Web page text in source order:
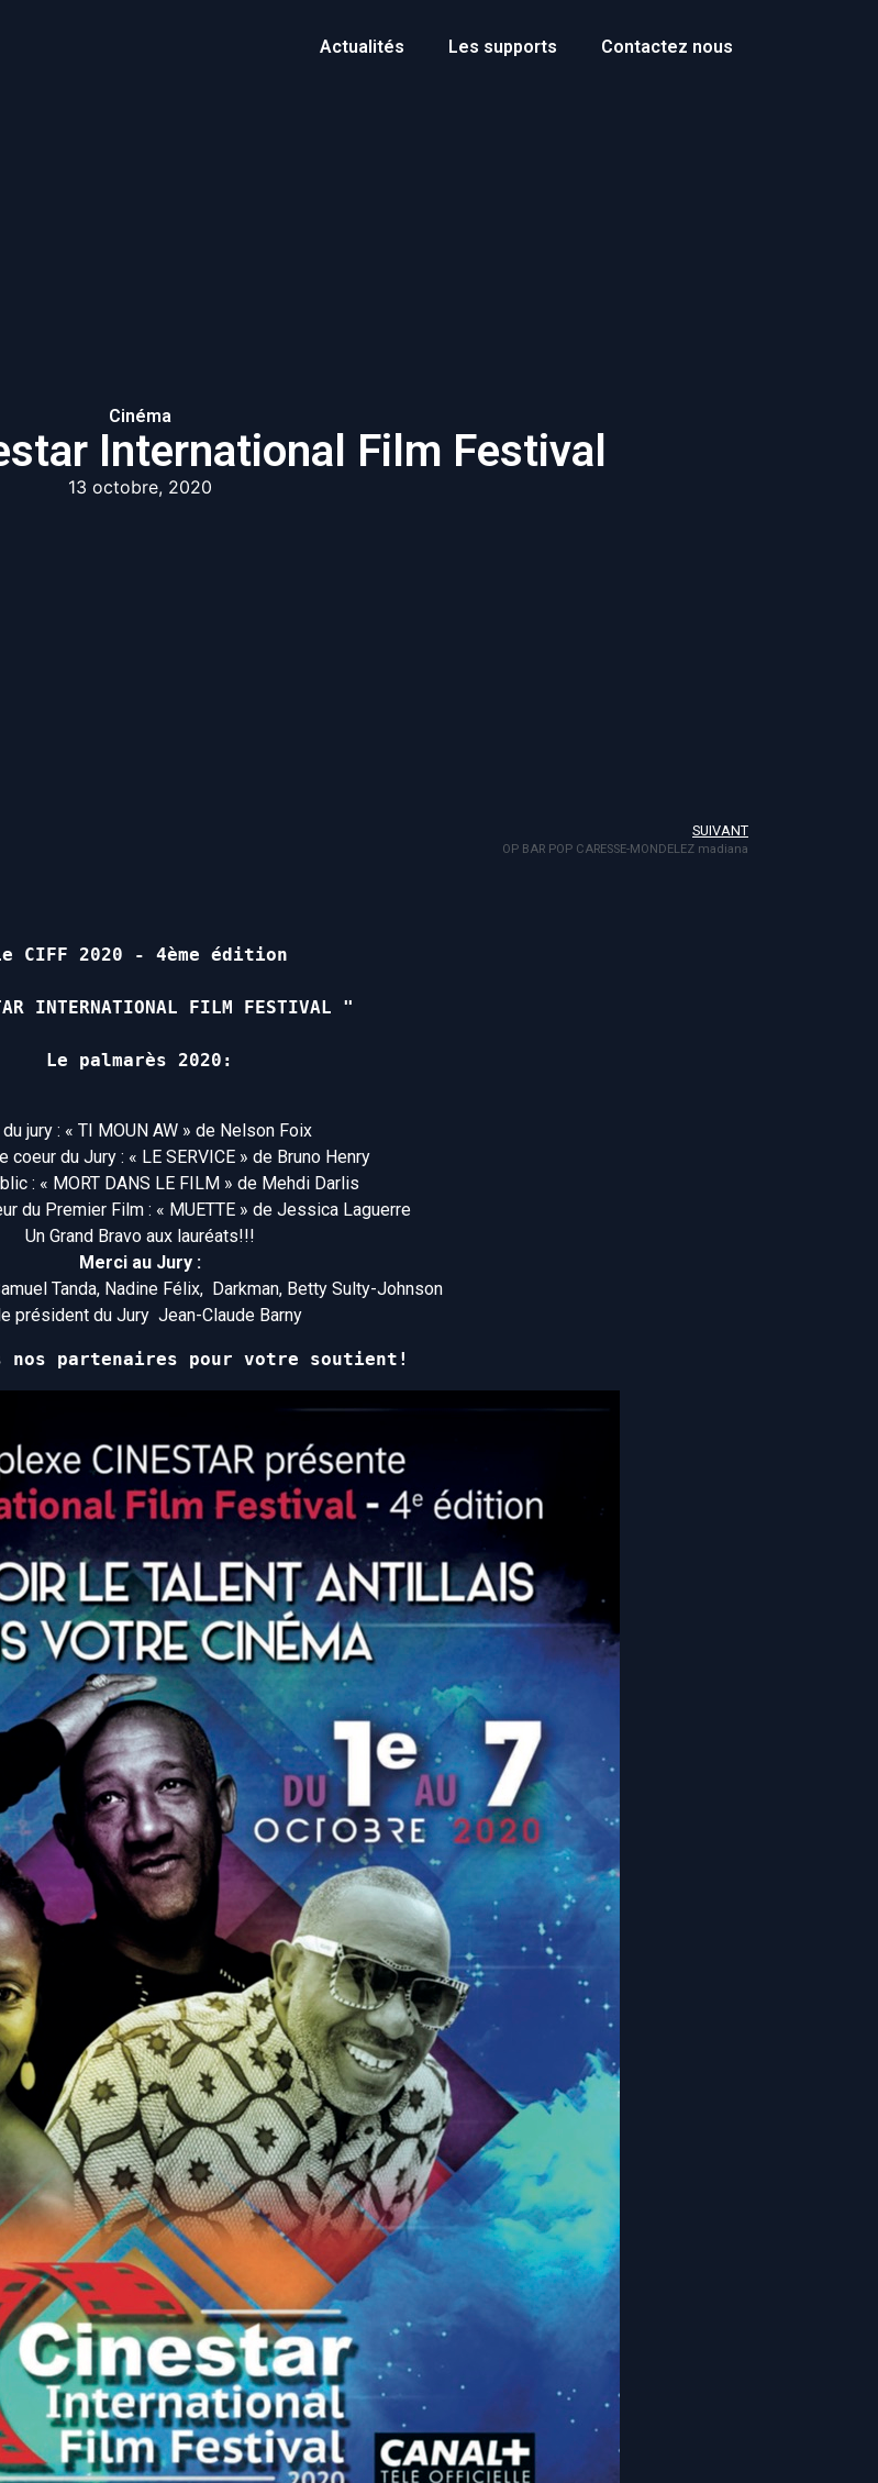
Actualités Les supports Contactez nous
Cinéma
International Film Festival
13 octobre, 2020
SUIVANT
OP BAR POP CARESSE-MONDELEZ madiana
CIFF 2020 - 4ème édition
INTERNATIONAL FILM FESTIVAL "
Le palmarès 2020:
jury : « TI MOUN AW » de Nelson Foix
coeur du Jury : « LE SERVICE » de Bruno Henry
: « MORT DANS LE FILM » de Mehdi Darlis
du Premier Film : « MUETTE » de Jessica Laguerre
Un Grand Bravo aux lauréats!!!
Merci au Jury :
Tanda, Nadine Félix, Darkman, Betty Sulty-Johnson
président du Jury Jean-Claude Barny
nos partenaires pour votre soutient!